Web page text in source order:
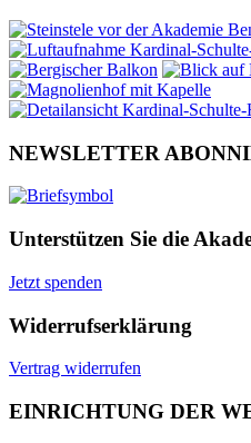
NEWSLETTER
Unterstützen Sie die
Jetzt spenden
Widerrufserklärung
Vertrag widerrufen
EINRICHTUNG DER